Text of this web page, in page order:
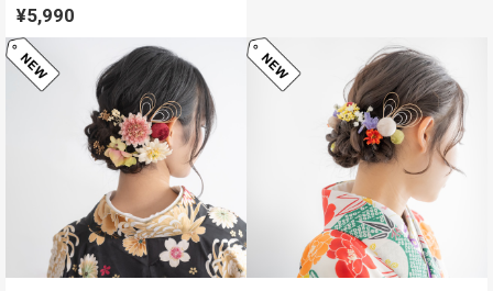
¥5,990